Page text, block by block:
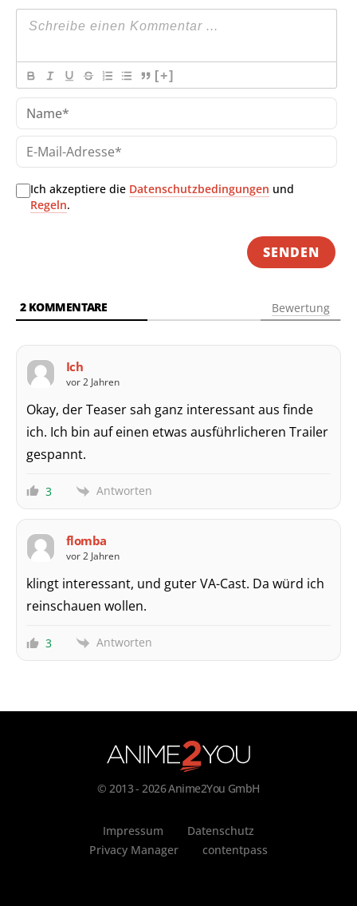
[+]
E-
Ich akzeptiere die Datenschutzbedingungen und
Regeln.
2KOMMENTARE Bewertung
Ich
vor 2 Jahren
Okay, der Teaser sah ganz interessant aus finde
ich. Ich bin auf einen etwas ausführlicheren Trailer
gespannt.
3 Antworten
flomba
vor 2 Jahren
klingt interessant, und guter VA-Cast. Da würd ich
reinschauen wollen.
3 Antworten
© 2013 - 2026 Anime2You GmbH
Impressum
Datenschutz
Privacy Manager
contentpass